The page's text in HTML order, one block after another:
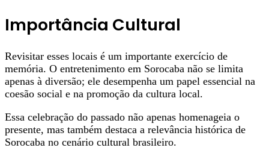
Importância Cultural
Revisitar esses locais é um importante exercício de
memória. O entretenimento em Sorocaba não se limita
apenas à diversão; ele desempenha um papel essencial na
coesão social e na promoção da cultura local.
Essa celebração do passado não apenas homenageia o
presente, mas também destaca a relevância histórica de
Sorocaba no cenário cultural brasileiro.